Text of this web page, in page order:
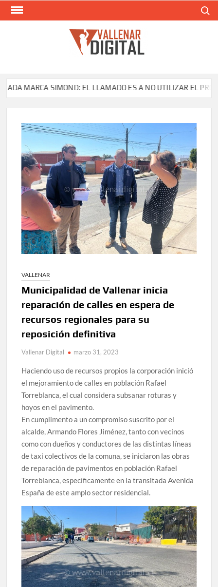
Saltar
SIMOND: EL LLAMADO ES A NO UTILIZAR EL PRODUCTO
VALLENAR
Municipalidad de Vallenar inicia
reparación de calles en espera de
recursos regionales para su
reposición definitiva
Vallenar Digital marzo 31, 2023
Haciendo uso de recursos propios la corporación inició
el mejoramiento de calles en población Rafael
Torreblanca, el cual considera subsanar roturas y
hoyos en el pavimento.
En cumplimento a un compromiso suscrito por el
alcalde, Armando Flores Jiménez, tanto con vecinos
como con dueños y conductores de las distintas líneas
de taxi colectivos de la comuna, se iniciaron las obras
de reparación de pavimentos en población Rafael
Torreblanca, específicamente en la transitada Avenida
España de este amplo sector residencial.